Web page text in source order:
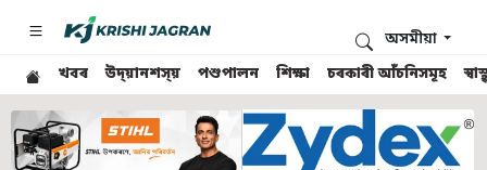
খবৰ উদ্য়ানশস্য় পশুপালন শিক্ষা চৰকাৰী আঁচনিসমূহ
অসমীয়া